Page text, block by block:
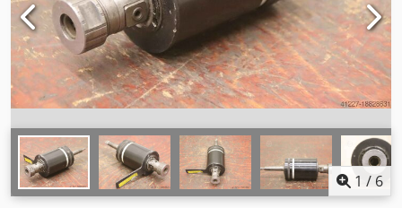
1 / 6